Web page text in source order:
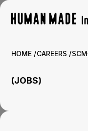
HOME CAREERS
(JOBS)